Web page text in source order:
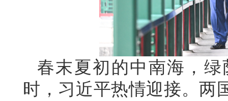
春末夏初的中南海，
时，习近平热情迎接。两